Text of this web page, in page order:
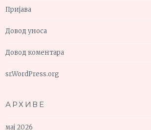
Пријава
Довод уноса
Довод коментара
sr.WordPress.org
АРХИВЕ
мај 2026